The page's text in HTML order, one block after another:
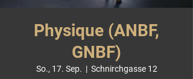
Physique (ANBF,
GNBF)
So., 17. Sep.
  |
Schnirchgasse 12